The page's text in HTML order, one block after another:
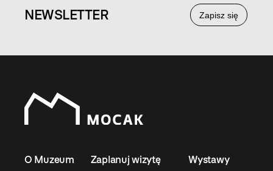
Zapisz się
NEWSLETTER
O Muzeum Zaplanuj wizytę Wystawy